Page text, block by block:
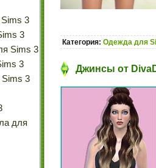
3
3
Sims 3
3
3
для
Категория: Одежда для
Джинсы от